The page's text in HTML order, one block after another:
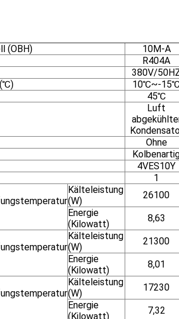
(OBH)
10M-A
R404A
380V/
10℃~-15℃
45℃
Luft
Ohne
4VES10Y
1
Kälteleistung
(W)
26100
Energie
(Kilowatt)
8,63
Kälteleistung
(W)
21300
Energie
(Kilowatt)
8,01
Kälteleistung
(W)
17230
Energie
(Kilowatt)
7,32